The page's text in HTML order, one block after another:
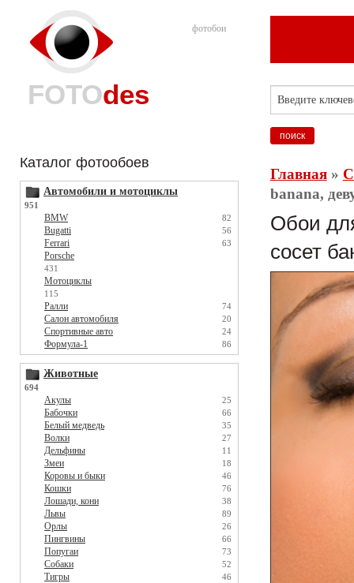
фотобои
FOTOdes
Каталог фотообоев
Автомобили и мотоциклы
951
BMW 82
Bugatti 56
Ferrari 63
Porsche
431
Мотоциклы
115
Ралли 74
Салон автомобиля 20
Спортивные авто 24
Формула-1 86
Животные
694
Акулы 25
Бабочки 66
Белый медведь 35
Волки 27
Дельфины 11
Змеи 18
Коровы и быки 46
Кошки 76
Лошади, кони 38
Львы 89
Орлы 26
Пингвины 66
Попугаи 73
Собаки 52
Тигры 46
Главная»
banana,
Обои
сосет